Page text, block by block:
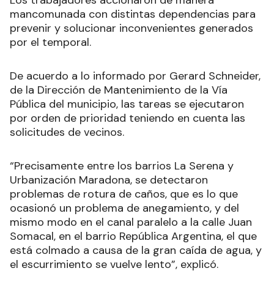
mancomunada con distintas dependencias para
prevenir y solucionar inconvenientes generados
por el temporal.
De acuerdo a lo informado por Gerard Schneider,
de la Dirección de Mantenimiento de la Vía
Pública del municipio, las tareas se ejecutaron
por orden de prioridad teniendo en cuenta las
solicitudes de vecinos.
“Precisamente entre los barrios La Serena y
Urbanización Maradona, se detectaron
problemas de rotura de caños, que es lo que
ocasionó un problema de anegamiento, y del
mismo modo en el canal paralelo a la calle Juan
Somacal, en el barrio República Argentina, el que
está colmado a causa de la gran caída de agua, y
el escurrimiento se vuelve lento”, explicó.